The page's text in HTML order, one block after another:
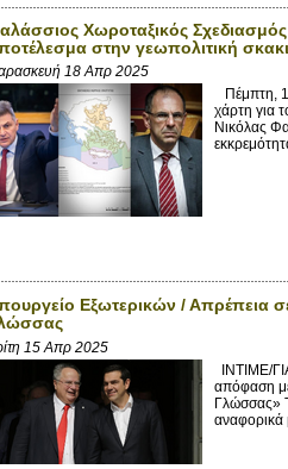
Χωροταξικός
στην γεωπολιτική
18 Απρ 2025
Πέμπτη,
χάρτη για
Νικόλας
Εξωτερικών / Απρέπεια
15 Απρ 2025
INTIME/
απόφαση
Γλώσσας»
αναφορικά